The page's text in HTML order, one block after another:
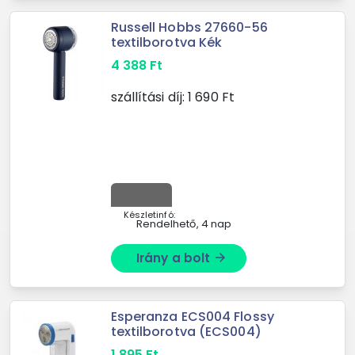
Russell Hobbs 27660-56
textilborotva Kék
4 388 Ft
szállítási díj: 1 690Ft
Készletinfó:
Rendelhető, 4 nap
Irány a bolt arrow_forward
Esperanza ECS004 Flossy
textilborotva (ECS004)